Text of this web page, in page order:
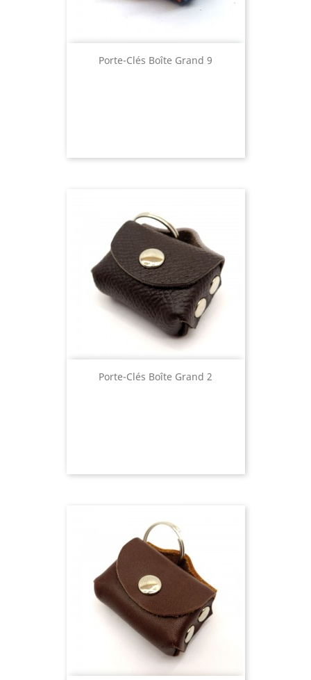
Porte-Clés Boîte Grand 9
Porte-Clés Boîte Grand 2